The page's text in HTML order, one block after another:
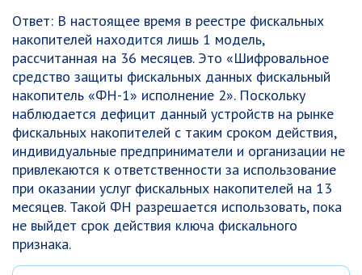
Ответ: В настоящее время в реестре фискальных
накопителей находится лишь 1 модель,
рассчитанная на 36 месяцев. Это «Шифровальное
средство защиты фискальных данных фискальный
накопитель «ФН-1» исполнение 2». Поскольку
наблюдается дефицит данный устройств на рынке
фискальных накопителей с таким сроком действия,
индивидуальные предприниматели и организации не
привлекаются к ответственности за использование
при оказании услуг фискальных накопителей на 13
месяцев. Такой ФН разрешается использовать, пока
не выйдет срок действия ключа фискального
признака.